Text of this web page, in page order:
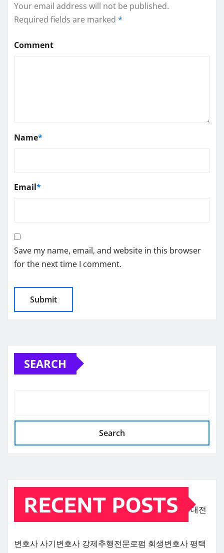
Your email address will not be published.
Required fields are marked *
Comment
Name*
Email*
Save my name, email, and website in this browser
for the next time I comment.
SEARCH
Search
RECENT POSTS 대전
변호사사기변호사 강제추행전문로펌 회생변호사평택